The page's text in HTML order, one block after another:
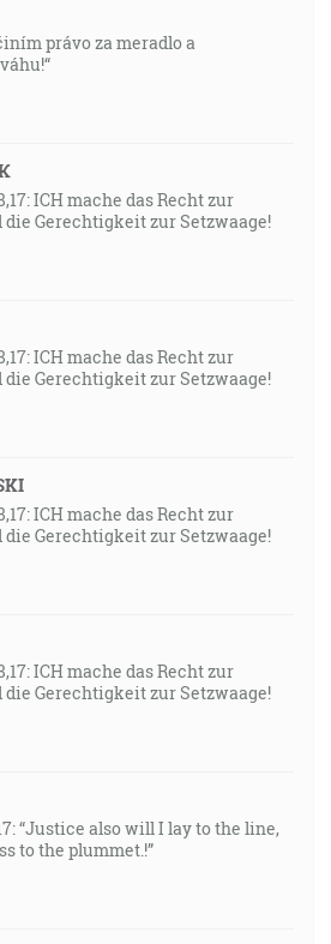
právo za meradlo a
ICH mache das Recht zur
Gerechtigkeit zur Setzwaage!
ICH mache das Recht zur
Gerechtigkeit zur Setzwaage!
ICH mache das Recht zur
Gerechtigkeit zur Setzwaage!
ICH mache das Recht zur
Gerechtigkeit zur Setzwaage!
“Justice also will I lay to the line,
to the plummet.!”